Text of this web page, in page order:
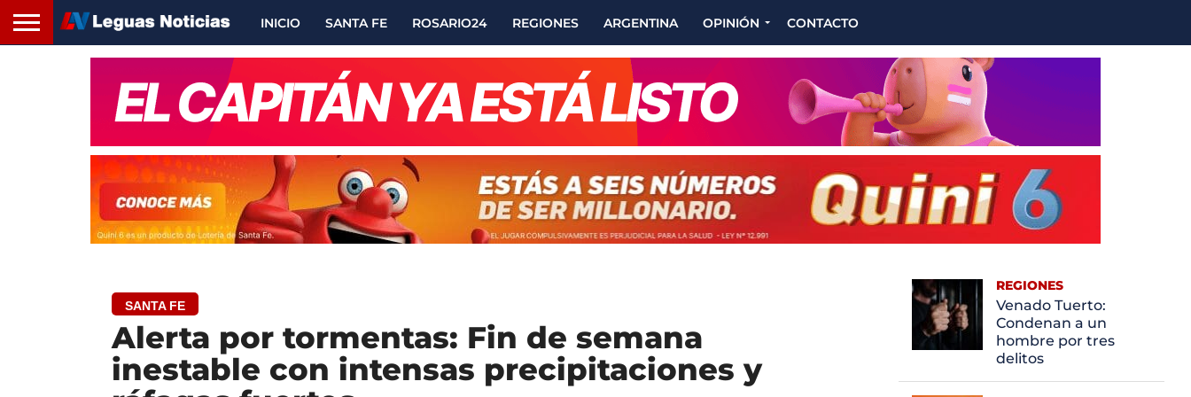
INICIO SANTA FE ROSARIO24 REGIONES ARGENTINA OPINIÓN CONTACTO
SANTA FE
Alerta por tormentas: Fin de semana
inestable con intensas precipitaciones y
REGIONES
Venado Tuerto:
Condenan a un
hombre por tres
delitos